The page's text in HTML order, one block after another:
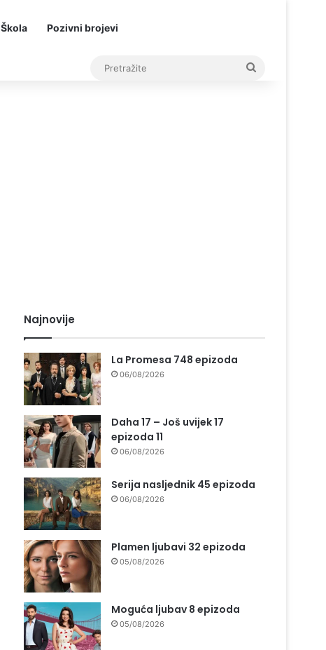
Škola Pozivni brojevi
Najnovije
La Promesa 748 epizoda
06/08/2026
Daha 17 – Još uvijek 17
epizoda 11
06/08/2026
Serija nasljednik 45 epizoda
06/08/2026
Plamen ljubavi 32 epizoda
05/08/2026
Moguća ljubav 8 epizoda
05/08/2026